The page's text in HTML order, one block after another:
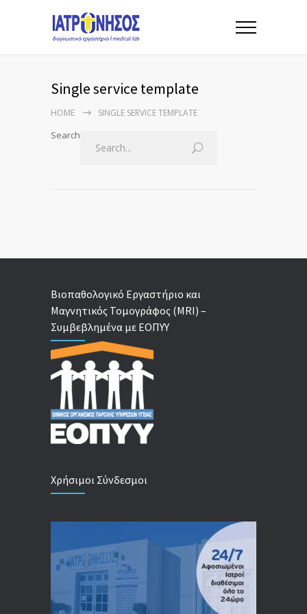
Single service template
HOME SINGLE SERVICE TEMPLATE
Search
Βιοπαθολογικό Εργαστήριο και
Μαγνητικός Τομογράφος (MRI) –
Συμβεβλημένα με ΕΟΠΥΥ
Χρήσιμοι Σύνδεσμοι